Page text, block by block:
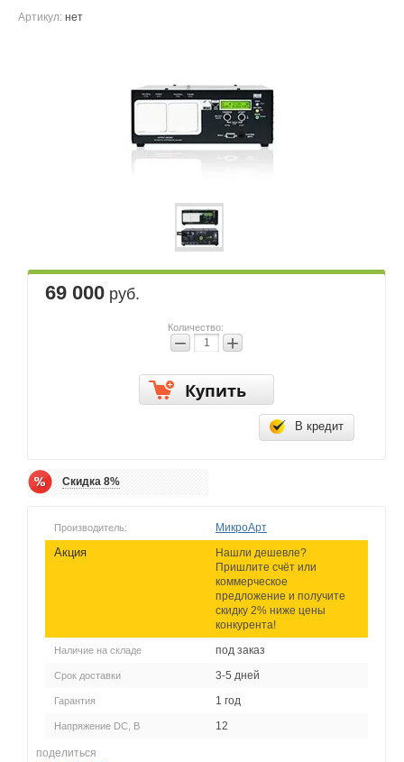
Артикул: нет
69 000 руб.
Количество:
− +
Купить
В кредит
Скидка 8%
Производитель: МикроАрт
Акция
Нашли дешевле?
Пришлите счёт или
коммерческое
предложение и получите
скидку 2% ниже цены
конкурента!
Наличие на складе под заказ
Срок доставки 3-5 дней
Гарантия 1 год
Напряжение DC, В 12
поделиться